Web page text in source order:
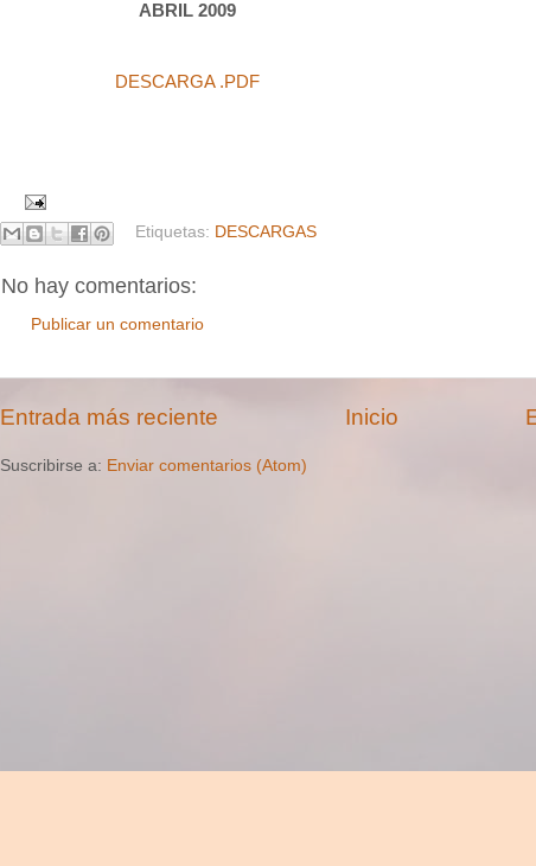
ABRIL 2009
DESCARGA .PDF
Etiquetas: DESCARGAS
No hay comentarios:
Publicar un comentario
Entrada más reciente Inicio
Suscribirse a: Enviar comentarios (Atom)